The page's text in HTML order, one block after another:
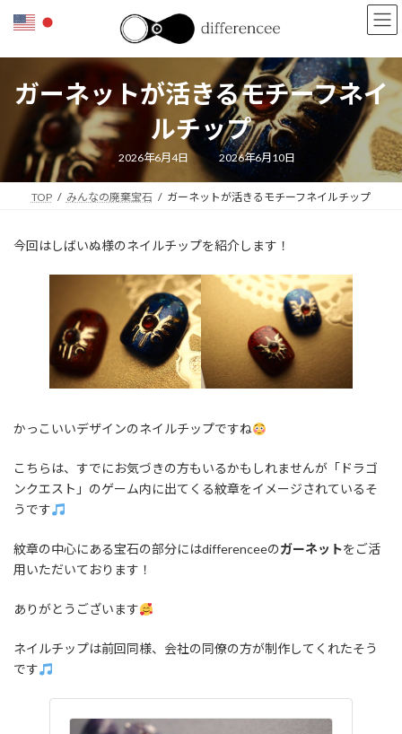
ン
ー
ガーネットが活きるモチーフネイ
ルチップ
2026年6月4日
最
終
更
新
日
2026年6月10日
TOP みんなの廃棄宝石 ガーネットが活きるモチーフネイルチップ
今回はしばいぬ様のネイルチップを紹介します！
かっこいいデザインのネイルチップですね
こちらは、すでにお気づきの方もいるかもしれませんが「ドラゴ
ンクエスト」のゲーム内に出てくる紋章をイメージされているそ
うです
紋章の中心にある宝石の部分にはdifferenceeのガーネットをご活
用いただいております！
ありがとうございます
ネイルチップは前回同様、会社の同僚の方が制作してくれたそう
です